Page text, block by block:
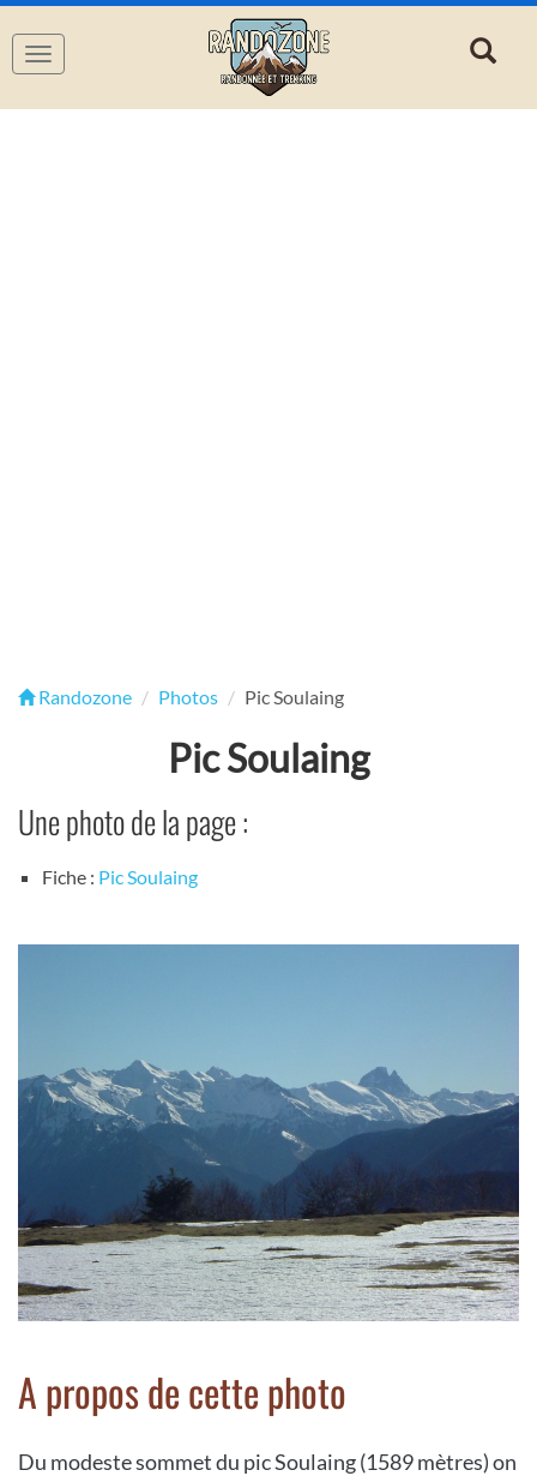
Navigation
Randozone Photos Pic Soulaing
Pic Soulaing
Une photo de la page :
Fiche : Pic Soulaing
A propos de cette photo
Du modeste sommet du pic Soulaing (1589 mètres) on